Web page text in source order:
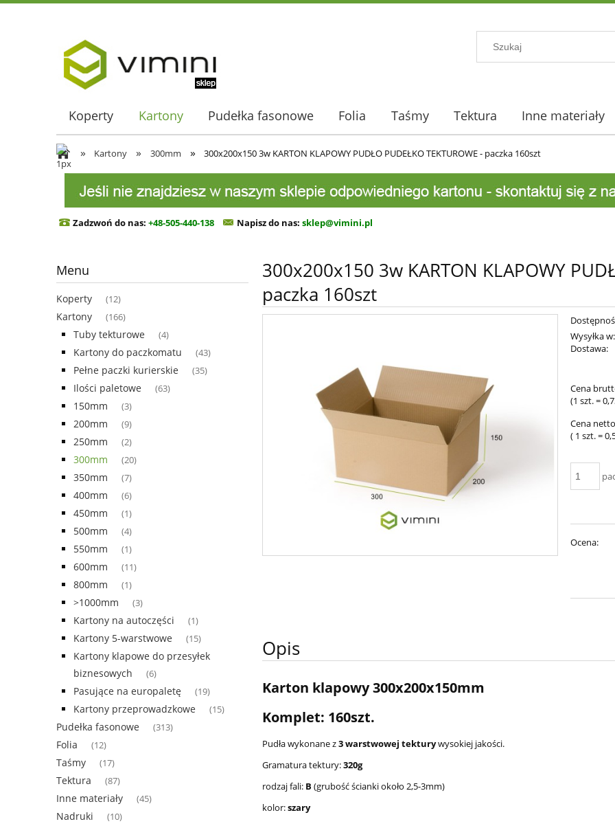
Koperty Kartony Pudełka fasonowe Folia Taśmy Tektura Inne materiały
» Kartony » 300mm » 300x200x150 3w KARTON KLAPOWY PUDŁO PUDEŁKO TEKTUROWE - paczka 160szt
Zadzwoń do nas: +48-505-440-138 Napisz do nas: sklep@vimini.pl
Menu
Koperty (12)
Kartony (166)
Tuby tekturowe (4)
Kartony do paczkomatu (43)
Pełne paczki kurierskie (35)
Ilości paletowe (63)
150mm (3)
200mm (9)
250mm (2)
300mm (20)
350mm (7)
400mm (6)
450mm (1)
500mm (4)
550mm (1)
600mm (11)
800mm (1)
>1000mm (3)
Kartony na autoczęści (1)
Kartony 5-warstwowe (15)
Kartony klapowe do przesyłek
biznesowych
(6)
Pasujące na europaletę (19)
Kartony przeprowadzkowe (15)
Pudełka fasonowe (313)
Folia (12)
Taśmy (17)
Tektura (87)
Inne materiały (45)
Nadruki (10)
300x200x150 3w KARTON KLAPOWY
paczka 160szt
Wysyłka w:
Dostawa:
płatności
Cena
(1szt.=
Cena
( 1szt.=
Ocena:
Opis
Karton klapowy 300x200x150mm
Komplet: 160szt.
Pudła wykonane z3 warstwowej tekturywysokiej jakości.
Gramatura tektury:320g
rodzaj fali: B (grubość ścianki około 2,5-3mm)
kolor:szary